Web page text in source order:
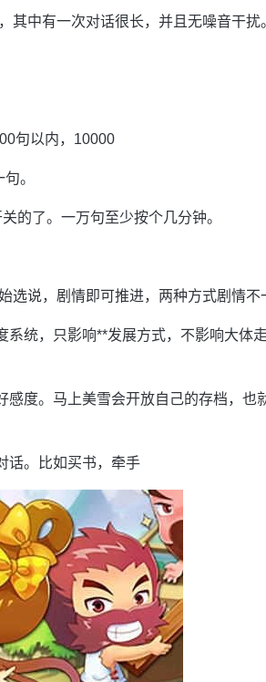
其中有一次对话很长，并且无噪音干扰
句以内，10000
。
的了。一万句至少按个几分钟。
选说，剧情即可推进，两种方式剧情不
系统，只影响**发展方式，不影响大体
度。马上美雪会开放自己的存档，也
话。比如买书，牵手